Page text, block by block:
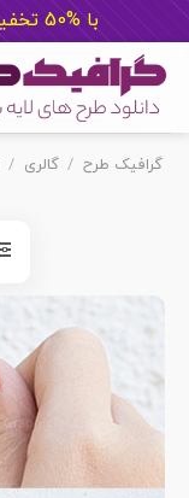
با %50 تخفیف اشتراک بخر
content
گرافیک طرح / گالری /